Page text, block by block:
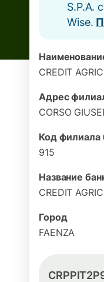
S.P.A.
Wise.
CREDIT
Адрес
CORSO
Код филиала
915
Название
CREDIT
Город
FAENZA